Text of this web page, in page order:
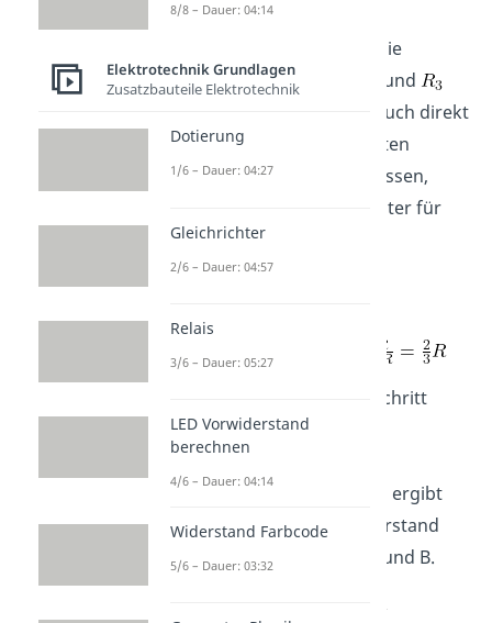
Jetzt fassen wir zunächst die
Parallelschaltung von
und
zusammen. Du könntest auch direkt
alle drei parallel geschalteten
Widerstände zusammenfassen,
können wir später für
die Bestimmung der
Leerlaufspannung
Im nächsten und letzten Schritt
fassen wir die parallelen
zusammen. Die Rechnung ergibt
. Das ist der Ersatzwiderstand
zwischen den Klemmen A und B.
8/8 – Dauer: 04:14
Elektrotechnik Grundlagen
Zusatzbauteile Elektrotechnik
Dotierung
1/6 – Dauer: 04:27
Gleichrichter
2/6 – Dauer: 04:57
Relais
3/6 – Dauer: 05:27
LED Vorwiderstand
berechnen
4/6 – Dauer: 04:14
Widerstand Farbcode
5/6 – Dauer: 03:32